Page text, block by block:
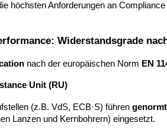
höchsten Anforderungen an
Widerstandsgrade
nach der europäischen Norm EN
Unit (RU)
(z.B. VdS, ECB·S) führen
Lanzen und Kernbohrern) eingesetzt.